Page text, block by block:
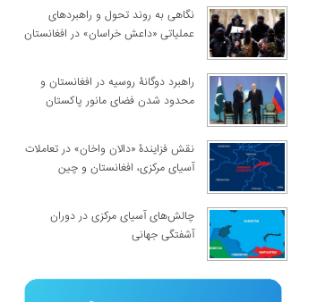
نگاهی به روند تحول و راهبردهای
عملیاتی «داعش خراسان» در افغانستان
راهبرد دوگانۀ روسیه در افغانستان و
محدود شدن فضای مانور پاکستان
نقش فزایندۀ «دالان واخان» در تعاملات
آسیای مرکزی، افغانستان و چین
چالش‌های آسیای مرکزی در دوران
آشفتگی جهانی